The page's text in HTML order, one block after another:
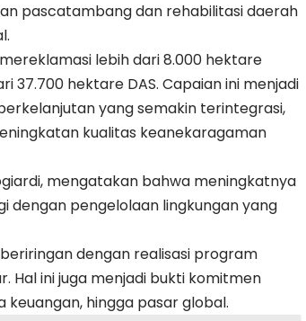
pascatambang dan rehabilitasi daerah
lebih dari 8.000 hektare
hektare DAS. Capaian ini menjadi
yang semakin terintegrasi,
kualitas keanekaragaman
mengatakan bahwa meningkatnya
dengan pengelolaan lingkungan yang
dengan realisasi program
Hal ini juga menjadi bukti komitmen
hingga pasar global.